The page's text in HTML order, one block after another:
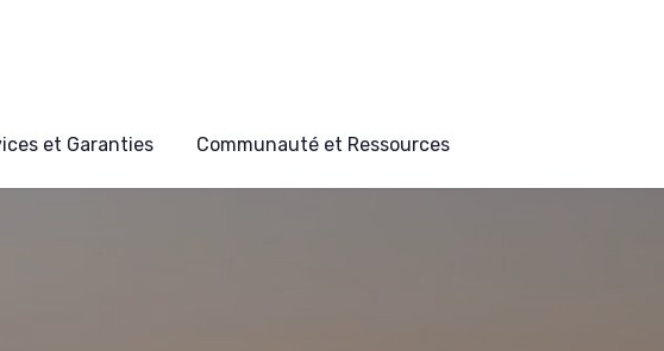
et Garanties Communauté et Ressources